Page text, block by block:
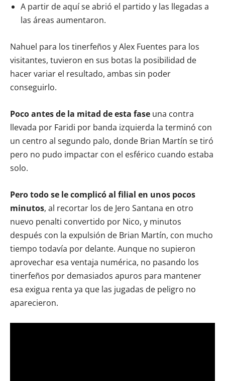
A partir de aquí se abrió el partido y las llegadas a
las áreas aumentaron.
Nahuel para los tinerfeños y Alex Fuentes para los
visitantes, tuvieron en sus botas la posibilidad de
hacer variar el resultado, ambas sin poder
conseguirlo.
Poco antes de la mitad de esta fase una contra
llevada por Faridi por banda izquierda la terminó con
un centro al segundo palo, donde Brian Martín se tiró
pero no pudo impactar con el esférico cuando estaba
solo.
Pero todo se le complicó al filial en unos pocos
minutos, al recortar los de Jero Santana en otro
nuevo penalti convertido por Nico, y minutos
después con la expulsión de Brian Martín, con mucho
tiempo todavía por delante. Aunque no supieron
aprovechar esa ventaja numérica, no pasando los
tinerfeños por demasiados apuros para mantener
esa exigua renta ya que las jugadas de peligro no
aparecieron.